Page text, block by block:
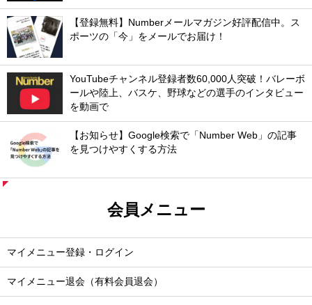
【登録無料】Numberメールマガジン好評配信中。ス
ポーツの「今」をメールでお届け！
YouTubeチャンネル登録者数60,000人突破！バレーボ
ールや陸上、バスケ、野球などの選手のインタビュー
を動画で
【お知らせ】Google検索で「Number Web」の記事
を見つけやすくする方法
会員メニュー
マイメニュー登録・ログイン
マイメニュー退会（有料会員退会）